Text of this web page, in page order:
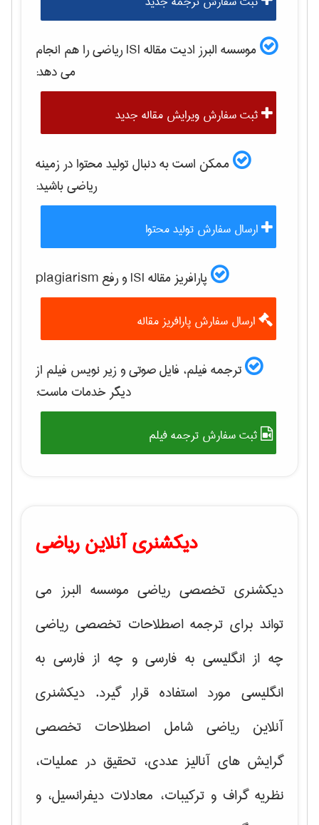
موسسه البرز ادیت مقاله ISI رياضیرا هم انجام
می دهد:
ثبت سفارش ویرایش مقاله جدید
ممکن است به دنبال تولید محتوا در زمینه
رياضیباشید:
ارسال سفارش تولید محتوا
پارافریز مقاله ISI و رفع plagiarism
ارسال سفارش پارافریز مقاله
ترجمه فیلم، فایل صوتی و زیر نویس فیلم از
دیگر خدمات ماست:
ثبت سفارش ترجمه فیلم
دیکشنری آنلاین ریاضی
دیکشنری تخصصی ریاضی موسسه البرز می
تواند برای ترجمه اصطلاحات تخصصی ریاضی
چه از انگلیسی به فارسی و چه از فارسی به
انگلیسی مورد استفاده قرار گیرد. دیکشنری
آنلاین ریاضی شامل اصطلاحات تخصصی
گرایش های آنالیز عددی، تحقیق در عملیات،
نظریه گراف و تركیبات، معادلات دیفرانسیل، و